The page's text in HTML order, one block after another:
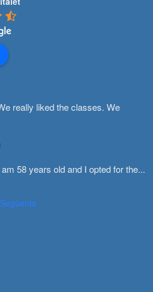
really liked the classes. We
am 58 years old and I opted for the...
Següents